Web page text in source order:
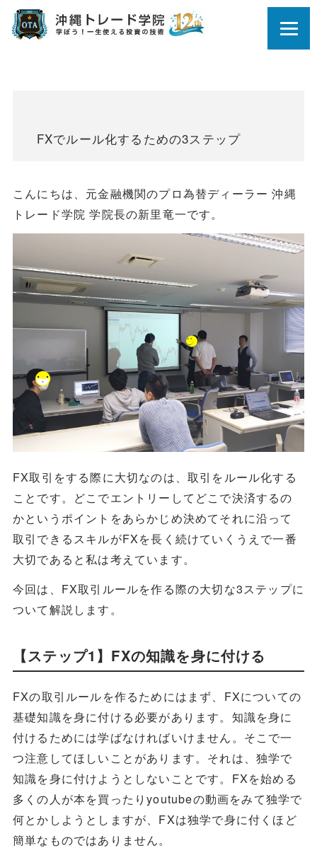
FXでルール化するための3ステップ
こんにちは、元金融機関のプロ為替ディーラー 沖縄
トレード学院 学院長の新里竜一です。
FX取引をする際に大切なのは、取引をルール化する
ことです。どこでエントリーしてどこで決済するの
かというポイントをあらかじめ決めてそれに沿って
取引できるスキルがFXを長く続けていくうえで一番
大切であると私は考えています。
今回は、FX取引ルールを作る際の大切な3ステップに
ついて解説します。
【ステップ1】FXの知識を身に付ける
FXの取引ルールを作るためにはまず、FXについての
基礎知識を身に付ける必要があります。知識を身に
付けるためには学ばなければいけません。そこで一
つ注意してほしいことがあります。それは、独学で
知識を身に付けようとしないことです。FXを始める
多くの人が本を買ったりyoutubeの動画をみて独学で
何とかしようとしますが、FXは独学で身に付くほど
簡単なものではありません。